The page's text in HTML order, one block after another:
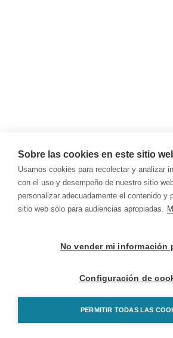
Sobre las cookies en este sitio
Usamos cookies para recolectar y analizar
con el uso y desempeño de nuestro sitio
personalizar adecuadamente el contenido y
sitio web sólo para audiencias apropiadas.
No vender mi información
Configuración de
PERMITIR TODAS LAS